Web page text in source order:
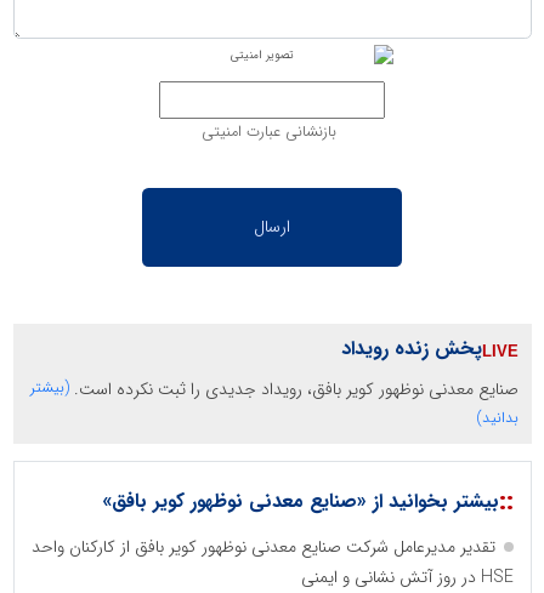
بازنشانی عبارت امنیتی
پخش زنده رویداد
صنایع معدنی نوظهور کویر بافق، رویداد جدیدی را ثبت نکرده است. (بیشتر
بدانید)
::بیشتر بخوانید از «صنایع معدنی نوظهور کویر بافق»
تقدیر مدیرعامل شرکت صنایع معدنی نوظهور کویر بافق از کارکنان واحد
HSE در روز آتش نشانی و ایمنی